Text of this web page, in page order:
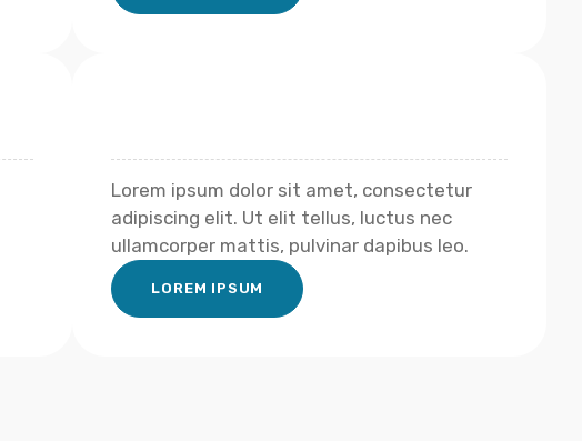
Lorem ipsum dolor sit amet, consectetur
adipiscing elit. Ut elit tellus, luctus nec
ullamcorper mattis, pulvinar dapibus leo.
LOREM IPSUM